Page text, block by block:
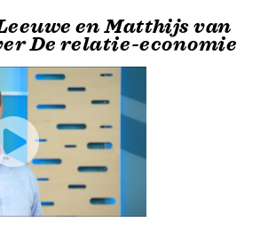
en Matthijs van
De relatie-economie